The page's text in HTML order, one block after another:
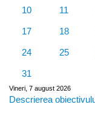
10 11
17 18
24 25
31
Vineri, 7 august 2026
Descrierea